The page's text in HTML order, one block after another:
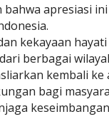
apresiasi
kekayaan
berbagai
kembali ke
bagi